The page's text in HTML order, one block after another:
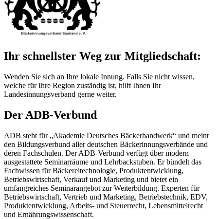
Ihr schnellster Weg zur Mitgliedschaft:
Wenden Sie sich an Ihre lokale Innung. Falls Sie nicht wissen,
welche für Ihre Region zuständig ist, hilft Ihnen Ihr
Landesinnungsverband gerne weiter.
Der ADB-Verbund
ADB steht für „Akademie Deutsches Bäckerhandwerk“ und meint
den Bildungsverbund aller deutschen Bäckerinnungsverbände und
deren Fachschulen. Der ADB-Verbund verfügt über modern
ausgestattete Seminarräume und Lehrbackstuben. Er bündelt das
Fachwissen für Bäckereitechnologie, Produktentwicklung,
Betriebswirtschaft, Verkauf und Marketing und bietet ein
umfangreiches Seminarangebot zur Weiterbildung. Experten für
Betriebswirtschaft, Vertrieb und Marketing, Betriebstechnik, EDV,
Produktentwicklung, Arbeits- und Steuerrecht, Lebensmittelrecht
und Ernährungswissenschaft.